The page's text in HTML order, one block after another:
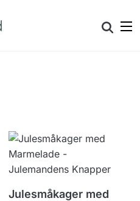
Search
for:
Julesmåkager med